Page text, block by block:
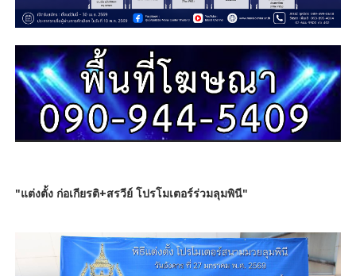
"แต่งตั้ง ก่อเกียรติ+สรวีย์ โปรโมเตอร์ร่วมลุมพินี"